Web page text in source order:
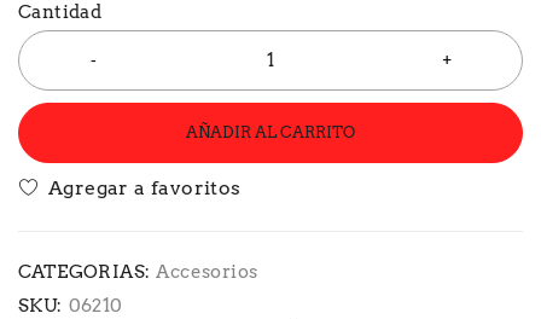
Cantidad
AÑADIR AL CARRITO
CATEGORIAS: Accesorios
SKU: 06210